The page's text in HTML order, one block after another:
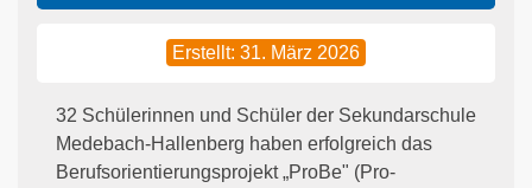
Erstellt: 31. März 2026
32 Schülerinnen und Schüler der Sekundarschule
Medebach-Hallenberg haben erfolgreich das
Berufsorientierungsprojekt „ProBe" (Pro-